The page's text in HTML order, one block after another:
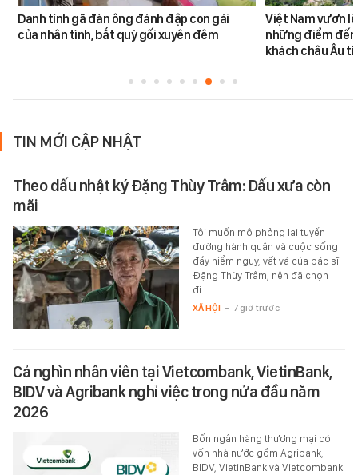
Danh tính gã đàn ông đánh đập con gái
của nhân tình, bắt quỳ gối xuyên đêm
Việt Nam vươn
những điểm
khách châu Âu
TIN MỚI CẬP NHẬT
Theo dấu nhật ký Đặng Thùy Trâm: Dấu xưa còn
mãi
Tôi muốn mô phỏng lại tuyến
đường hành quân và cuộc sống
đầy hiểm nguy, vất vả của bác sĩ
Đặng Thùy Trâm, nên đã chọn
đi…
XÃ HỘI - 7 giờ trước
Cả nghìn nhân viên tại Vietcombank, VietinBank,
BIDV và Agribank nghỉ việc trong nửa đầu năm
2026
Bốn ngân hàng thương mại có
vốn nhà nước gồm Agribank,
BIDV, VietinBank và Vietcombank